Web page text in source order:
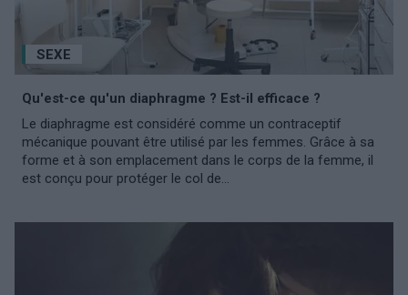
SEXE
Qu'est-ce qu'un diaphragme ? Est-il efficace ?
Le diaphragme est considéré comme un contraceptif
mécanique pouvant être utilisé par les femmes. Grâce à sa
forme et à son emplacement dans le corps de la femme, il
est conçu pour protéger le col de...